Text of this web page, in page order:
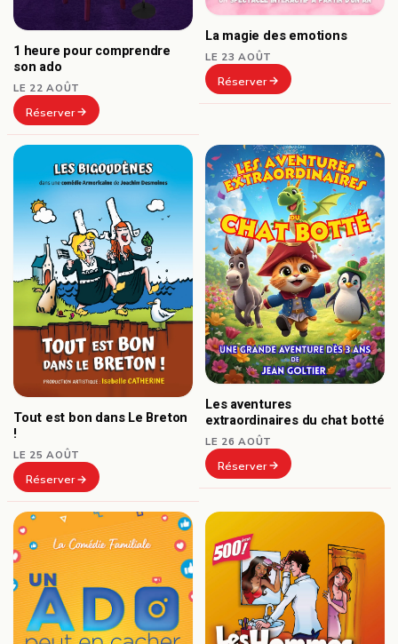
1 heure pour comprendre
son ado
LE 22 AOÛT
Réserver
La magie des emotions
LE 23 AOÛT
Réserver
Tout est bon dans Le Breton
!
LE 25 AOÛT
Réserver
Les aventures
extraordinaires du chat botté
LE 26 AOÛT
Réserver